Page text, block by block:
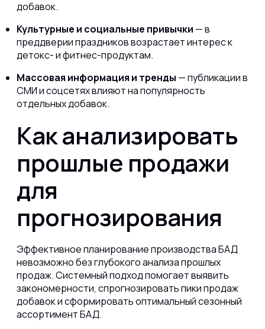
добавок.
Культурные и социальные привычки — в
преддверии праздников возрастает интерес к
детокс- и фитнес-продуктам.
Массовая информация и тренды — публикации в
СМИ и соцсетях влияют на популярность
отдельных добавок.
Как анализировать
прошлые продажи
для
прогнозирования
Эффективное планирование производства БАД
невозможно без глубокого анализа прошлых
продаж. Системный подход помогает выявить
закономерности, спрогнозировать пики продаж
добавок и сформировать оптимальный сезонный
ассортимент БАД.